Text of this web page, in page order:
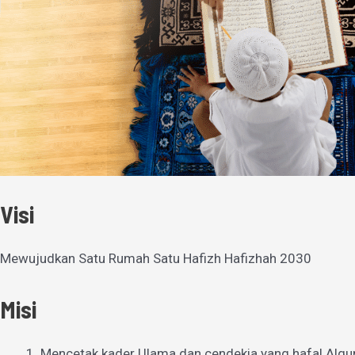
Visi
Mewujudkan Satu Rumah Satu Hafizh Hafizhah 2030
Misi